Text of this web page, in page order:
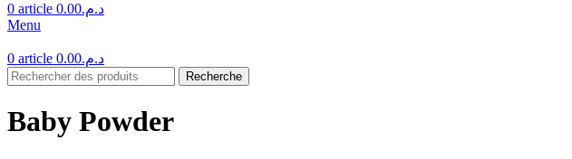
0 article د.م.0.00
Menu
0 article د.م.0.00
Recherche
Baby Powder